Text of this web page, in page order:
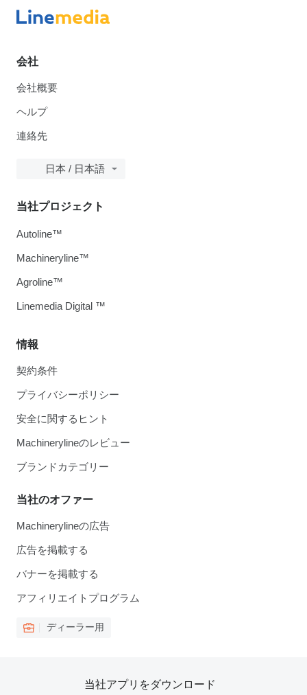
会社
会社概要
ヘルプ
連絡先
日本 / 日本語
情報
契約条件
プライバシーポリシー
安全に関するヒント
Machinerylineのレビュー
ブランドカテゴリー
当社のオファー
Machinerylineの広告
広告を掲載する
バナーを掲載する
アフィリエイトプログラム
ディーラー用
当社プロジェクト
Autoline™
Machineryline™
Agroline™
Linemedia Digital ™
当社アプリをダウンロード